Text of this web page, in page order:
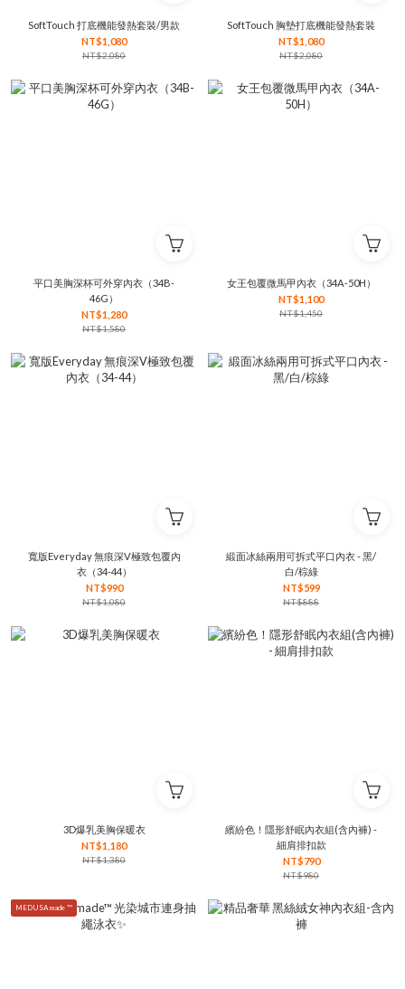
SoftTouch 打底機能發熱套裝/男款
NT$1,080
NT$2,080
SoftTouch 胸墊打底機能發熱套裝
NT$1,080
NT$2,080
平口美胸深杯可外穿內衣（34B-
46G）
NT$1,280
NT$1,580
女王包覆微馬甲內衣（34A-50H）
NT$1,100
NT$1,450
寬版Everyday 無痕深V極致包覆內
衣（34-44）
NT$990
NT$1,080
緞面冰絲兩用可拆式平口內衣 - 黑/
白/棕綠
NT$599
NT$888
3D爆乳美胸保暖衣
NT$1,180
NT$1,380
繽紛色！隱形舒眠內衣組(含內褲) -
細肩排扣款
NT$790
NT$980
MEDUSA made ™